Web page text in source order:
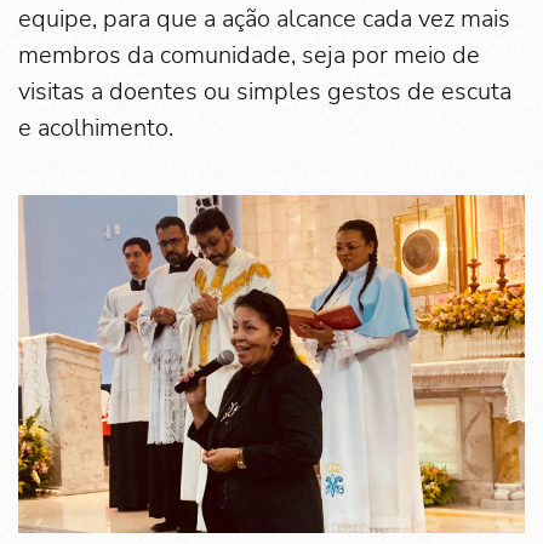
equipe, para que a ação alcance cada vez mais
membros da comunidade, seja por meio de
visitas a doentes ou simples gestos de escuta
e acolhimento.